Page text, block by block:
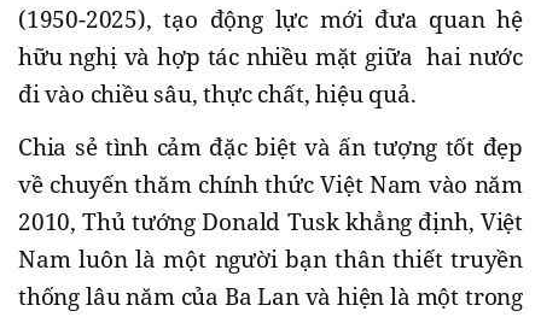
(1950-2025), tạo động lực mới đưa quan hệ
hữu nghị và hợp tác nhiều mặt giữa hai nước
đi vào chiều sâu, thực chất, hiệu quả.
Chia sẻ tình cảm đặc biệt và ấn tượng tốt đẹp
về chuyến thăm chính thức Việt Nam vào năm
2010, Thủ tướng Donald Tusk khẳng định, Việt
Nam luôn là một người bạn thân thiết truyền
thống lâu năm của Ba Lan và hiện là một trong